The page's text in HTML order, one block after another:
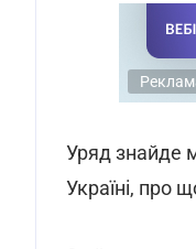
Уряд знайде
Україні, про